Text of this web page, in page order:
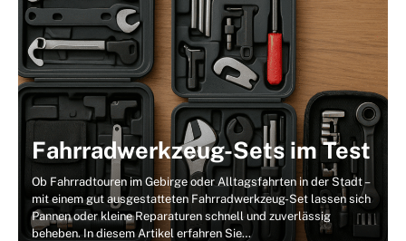
Fahrradwerkzeug-Sets im Test
Ob Fahrradtouren im Gebirge oder Alltagsfahrten in der Stadt –
mit einem gut ausgestatteten Fahrradwerkzeug-Set lassen sich
Pannen oder kleine Reparaturen schnell und zuverlässig
beheben. In diesem Artikel erfahren Sie…